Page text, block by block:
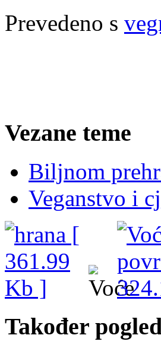
Prevedeno s
Vezane teme
Biljnom
Veganstvo i
Također